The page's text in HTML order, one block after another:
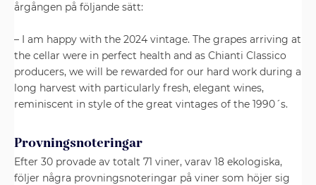
årgången på följande sätt:
– I am happy with the 2024 vintage. The grapes arriving at
the cellar were in perfect health and as Chianti Classico
producers, we will be rewarded for our hard work during a
long harvest with particularly fresh, elegant wines,
reminiscent in style of the great vintages of the 1990´s.
Provningsnoteringar
Efter 30 provade av totalt 71 viner, varav 18 ekologiska,
följer några provningsnoteringar på viner som höjer sig